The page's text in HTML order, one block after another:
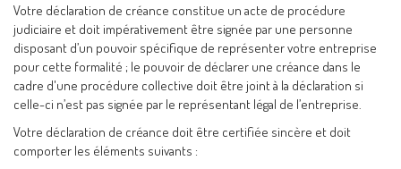
Votre déclaration de créance constitue un acte de procédure
judiciaire et doit impérativement être signée par une personne
disposant d’un pouvoir spécifique de représenter votre entreprise
pour cette formalité ; le pouvoir de déclarer une créance dans le
cadre d'une procédure collective doit être joint à la déclaration si
celle-ci n’est pas signée par le représentant légal de l’entreprise.
Votre déclaration de créance doit être certifiée sincère et doit
comporter les éléments suivants :